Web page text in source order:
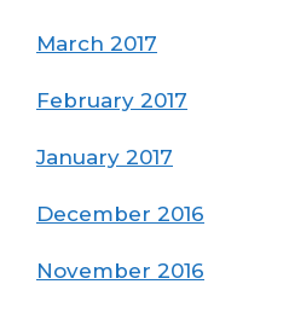
March 2017
February 2017
January 2017
December 2016
November 2016